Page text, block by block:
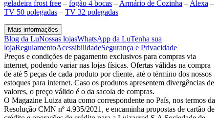
geladeira frost free – fogão 4 bocas – Armário de Cozinha – Alexa –
TV 50 polegadas – TV 32 polegadas
Mais informações
Blog da LuNossas lojasWhatsApp da LuTenha sua
lojaRegulamentoAcessibilidadeSegurança e Privacidade
Preços e condições de pagamento exclusivos para compras via
internet, podendo variar nas lojas físicas. Ofertas válidas na compra
de até 5 peças de cada produto por cliente, até o término dos nossos
estoques para internet. Caso os produtos apresentem divergências de
valores, o preço válido é o da sacola de compras.
O Magazine Luiza atua como correspondente no País, nos termos da
Resolução CMN nº 4.935/2021, e encaminha propostas de cartão de